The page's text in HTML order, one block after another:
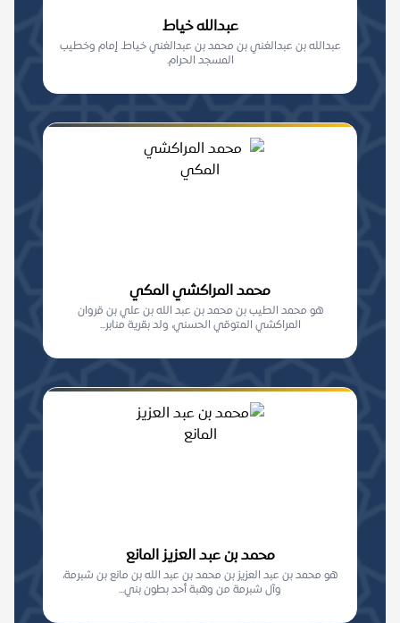
عبدالله خياط
عبدالله بن عبدالغني بن محمد بن عبدالغني خياط. إمام وخطيب
المسجد الحرام.
محمد المراكشي المكي
هو محمد الطيب بن محمد بن عبد الله بن علي بن قروان
المراكشي المتوقي الحسني، ولد بقرية منابر...
محمد بن عبد العزيز المانع
هو محمد بن عبد العزيز بن محمد بن عبد الله بن مانع بن شبرمة،
وآل شبرمة من وهبة أحد بطون بني...